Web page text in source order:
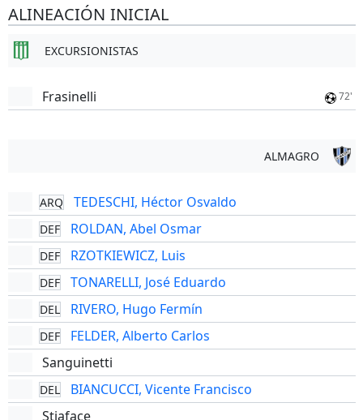
ALINEACIÓN INICIAL
EXCURSIONISTAS
Frasinelli 72'
ALMAGRO
ARQ TEDESCHI, Héctor Osvaldo
DEF ROLDAN, Abel Osmar
DEF RZOTKIEWICZ, Luis
DEF TONARELLI, José Eduardo
DEL RIVERO, Hugo Fermín
DEF
FELDER, Alberto Carlos
Sanguinetti
DEL
BIANCUCCI, Vicente Francisco
Stiaface